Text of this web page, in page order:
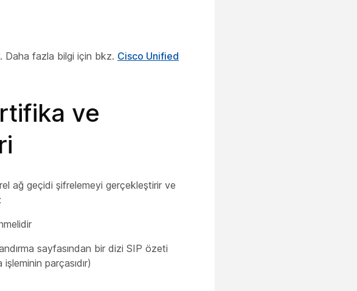
Daha fazla bilgi için bkz. Cisco Unified
ve
ağ geçidi şifrelemeyi gerçekleştirir ve
sayfasından bir dizi SIP özeti
parçasıdır)